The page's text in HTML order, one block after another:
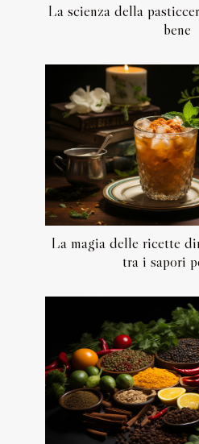
La scienza della
bene
La magia delle ricette
tra i sapori